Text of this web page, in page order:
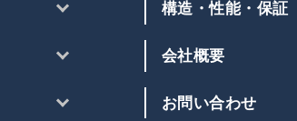
構造・性能・保証
会社概要
お問い合わせ